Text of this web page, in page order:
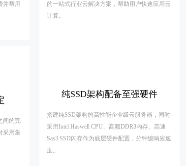
并帮用
的一站式行业云解决方案，帮助用户快速应用云
计算。
间的完
采用集
纯SSD架构配备至强硬件
搭建纯SSD架构的高性能企业级云服务器，同时
采用Intel Haswell CPU、高频DDR3内存、高速
Sas3 SSD闪存作为底层硬件配置，分钟级响应速
度。